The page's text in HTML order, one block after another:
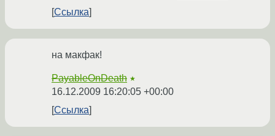
Ссылка
на макфак!
PayableOnDeath ★
16.12.2009 16:20:05 +00:00
Ссылка